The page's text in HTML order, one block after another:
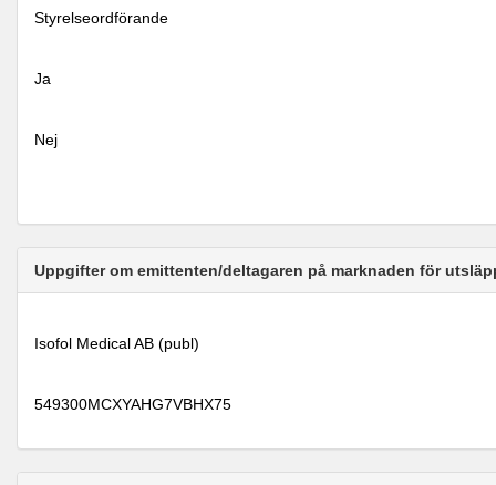
Styrelseordförande
Ja
Nej
Uppgifter om emittenten/deltagaren på marknaden för
Isofol Medical AB (publ)
549300MCXYAHG7VBHX75